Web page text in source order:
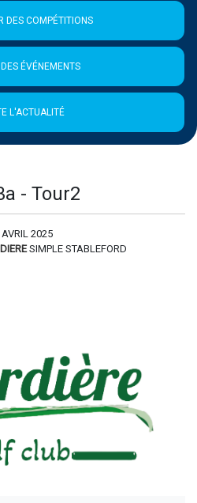
DES COMPÉTITIONS
ÉVÉNEMENTS
L'ACTUALITÉ
- Tour2
AVRIL 2025
SIMPLE STABLEFORD